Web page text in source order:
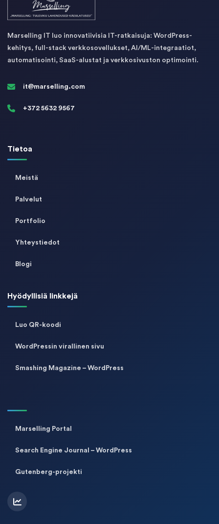
Marselling IT luo innovatiivisia IT-ratkaisuja: WordPress-
kehitys, full-stack verkkosovellukset, AI/ML-integraatiot,
automatisointi, SaaS-alustat ja verkkosivuston optimointi.
it@marselling.com
+372 5632 9567
Tietoa
Meistä
Palvelut
Portfolio
Yhteystiedot
Blogi
Hyödyllisiä linkkejä
Luo QR-koodi
WordPressin virallinen sivu
Smashing Magazine – WordPress
Marselling Portal
Search Engine Journal – WordPress
Gutenberg-projekti